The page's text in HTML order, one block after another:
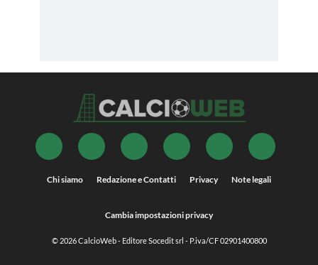
Chi siamo Redazione e Contatti Privacy Note legali
Cambia impostazioni privacy
© 2026CalcioWeb- Editore Socedit srl - P.iva/CF 02901400800